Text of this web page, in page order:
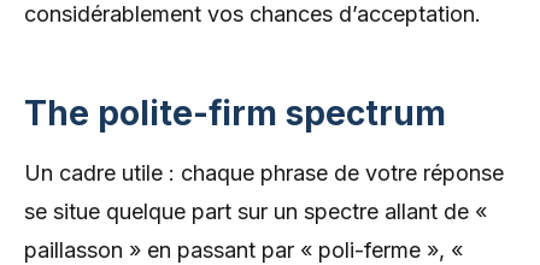
considérablement vos chances d’acceptation.
The polite-firm spectrum
Un cadre utile : chaque phrase de votre réponse
se situe quelque part sur un spectre allant de «
paillasson » en passant par « poli-ferme », «